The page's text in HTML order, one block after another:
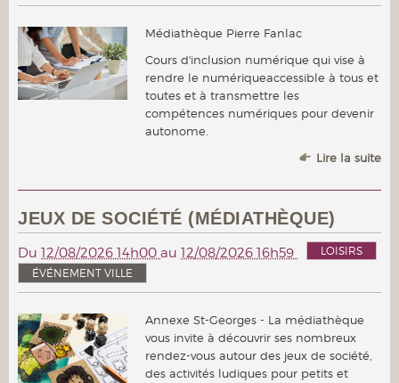
Médiathèque Pierre Fanlac
Cours d'inclusion numérique qui vise à
rendre le numériqueaccessible à tous et
toutes et à transmettre les
compétences numériques pour devenir
autonome.
Lire la suite
JEUX DE SOCIÉTÉ (MÉDIATHÈQUE)
Du 12/08/2026 14h00 au 12/08/2026 16h59
LOISIRS
ÉVÉNEMENT VILLE
Annexe St-Georges - La médiathèque
vous invite à découvrir ses nombreux
rendez-vous autour des jeux de société,
des activités ludiques pour petits et